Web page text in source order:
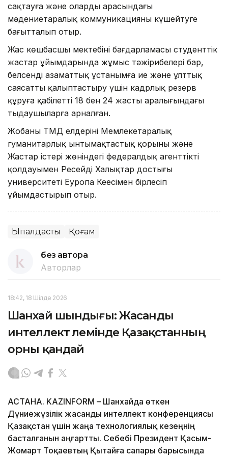
сақтауға және олардың арасындағы
мәдениетаралық коммуникацияны күшейтуге
бағытталып отыр.
Жас көшбасшы мектебінің бағдарламасы студенттік
жастар ұйымдарында жұмыс тәжірибелері бар,
белсенді азаматтық ұстанымға ие және ұлттық
саясатты қалыптастыру үшін кадрлық резерв
құруға қабілетті 18 бен 24 жастың аралығындағы
тыңдаушыларға арналған.
Жобаны ТМД елдерінің Мемлекетаралық
гуманитарлық ынтымақтастық қорының және
Жастар істері жөніндегі федералдық агенттіктің
қолдауымен Ресейдің Халықтар достығы
университеті Еуропа Кеңесімен бірлесіп
ұйымдастырып отыр.
Ықпалдастық Қоғам
без автора
Авторлар
18:42, 18 Шілде 2026
Шанхай шындығы: Жасанды
интеллект әлемінде Қазақстанның
орны қандай
АСТАНА. KAZINFORM – Шанхайда өткен
Дүниежүзілік жасанды интеллект конференциясы
Қазақстан үшін жаңа технологиялық кезеңнің
басталғанын аңғартты. Себебі Президент Қасым-
Жомарт Тоқаевтың Қытайға сапары барысында